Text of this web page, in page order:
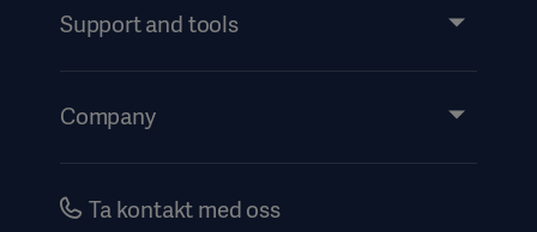
Services
Support and tools
Events
Company
CareersTa kontakt med oss